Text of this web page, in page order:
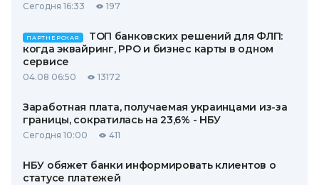
Сегодня 16:33 197
ПАРТНЕРСКАЯ
ТОП банковских решений для ФЛП:
когда эквайринг, РРО и бизнес карты в одном
сервисе
04.08 06:50 13172
Заработная плата, получаемая украинцами из-за
границы, сократилась на 23,6% - НБУ
Сегодня 10:00 411
НБУ обяжет банки информировать клиентов о
статусе платежей